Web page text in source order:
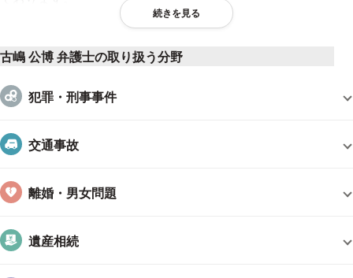
お困りの方は是非一度ご相談下さい。
続きを見る
古嶋 公博 弁護士の取り扱う分野
犯罪・刑事事件
交通事故
離婚・男女問題
遺産相続